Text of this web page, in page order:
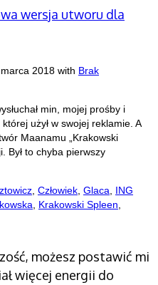
wersja utworu dla
2018 with Brak
min, mojej prośby i
użył w swojej reklamie. A
Maanamu „Krakowski
Był to chyba pierwszy
Człowiek Glaca
ING
Krakowski Spleen
możesz postawić mi
więcej energii do